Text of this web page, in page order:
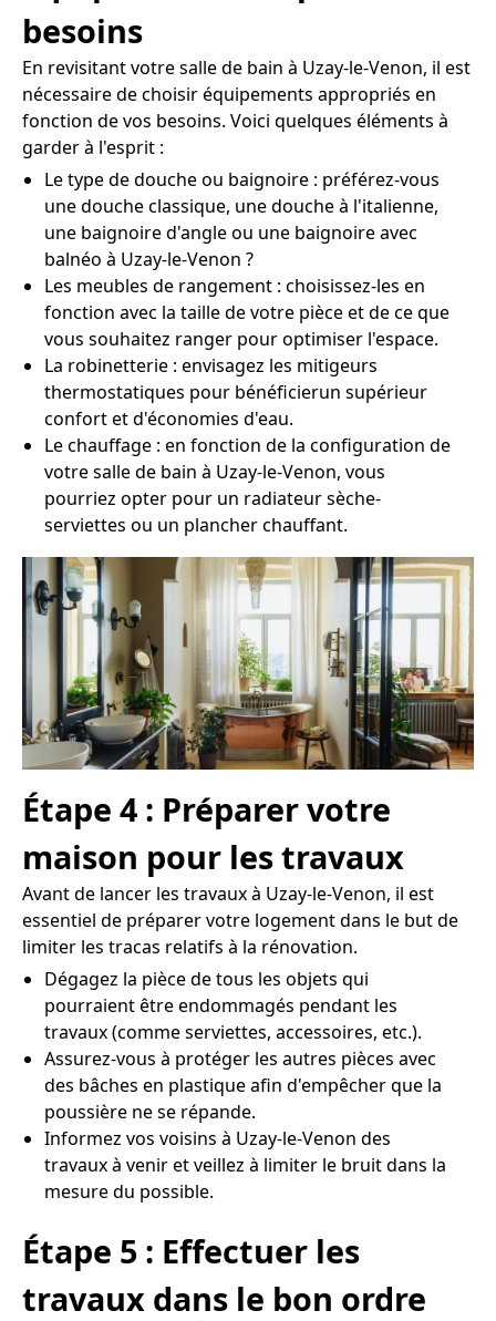
besoins
En revisitant votre salle de bain à Uzay-le-Venon, il est
nécessaire de choisir équipements appropriés en
fonction de vos besoins. Voici quelques éléments à
garder à l'esprit :
Le type de douche ou baignoire : préférez-vous
une douche classique, une douche à l'italienne,
une baignoire d'angle ou une baignoire avec
balnéo à Uzay-le-Venon ?
Les meubles de rangement : choisissez-les en
fonction avec la taille de votre pièce et de ce que
vous souhaitez ranger pour optimiser l'espace.
La robinetterie : envisagez les mitigeurs
thermostatiques pour bénéficierun supérieur
confort et d'économies d'eau.
Le chauffage : en fonction de la configuration de
votre salle de bain à Uzay-le-Venon, vous
pourriez opter pour un radiateur sèche-
serviettes ou un plancher chauffant.
Étape 4 : Préparer votre
maison pour les travaux
Avant de lancer les travaux à Uzay-le-Venon, il est
essentiel de préparer votre logement dans le but de
limiter les tracas relatifs à la rénovation.
Dégagez la pièce de tous les objets qui
pourraient être endommagés pendant les
travaux (comme serviettes, accessoires, etc.).
Assurez-vous à protéger les autres pièces avec
des bâches en plastique afin d'empêcher que la
poussière ne se répande.
Informez vos voisins à Uzay-le-Venon des
travaux à venir et veillez à limiter le bruit dans la
mesure du possible.
Étape 5 : Effectuer les
travaux dans le bon ordre